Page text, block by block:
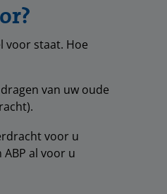
voor staat. Hoe
van uw oude
voor u
al voor u